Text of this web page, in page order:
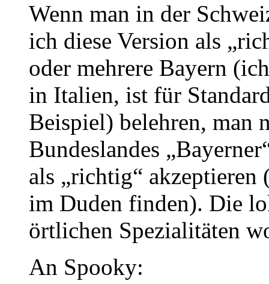
Wenn man in der
ich diese Version als
oder mehrere Bayern
in Italien, ist für
Beispiel) belehren, man
Bundeslandes
als „richtig“
im Duden finden). Die
örtlichen Spezialitäten
An Spooky: